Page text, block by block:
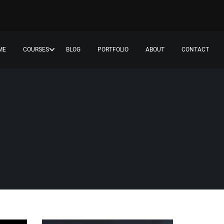
COURSES BLOG PORTFOLIO ABOUT CONTACT